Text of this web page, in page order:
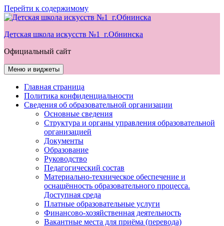
Перейти к содержимому
Детская школа искусств №1 г.Обнинска
Официальный сайт
Меню и виджеты
Главная страница
Политика конфиденциальности
Сведения об образовательной организации
Основные сведения
Структура и органы управления образовательной
организацией
Документы
Образование
Руководство
Педагогический состав
Материально-техническое обеспечение и
оснащённость образовательного процесса.
Доступная среда
Платные образовательные услуги
Финансово-хозяйственная деятельность
Вакантные места для приёма (перевода)